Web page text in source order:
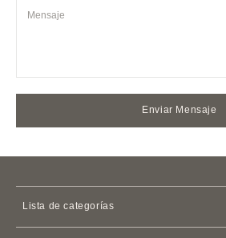
Enviar Mensaje
Lista de categorías